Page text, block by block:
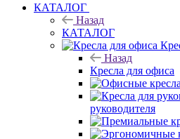
КАТАЛОГ
Назад
КАТАЛОГ
Назад
Кресла для офиса
руководителя